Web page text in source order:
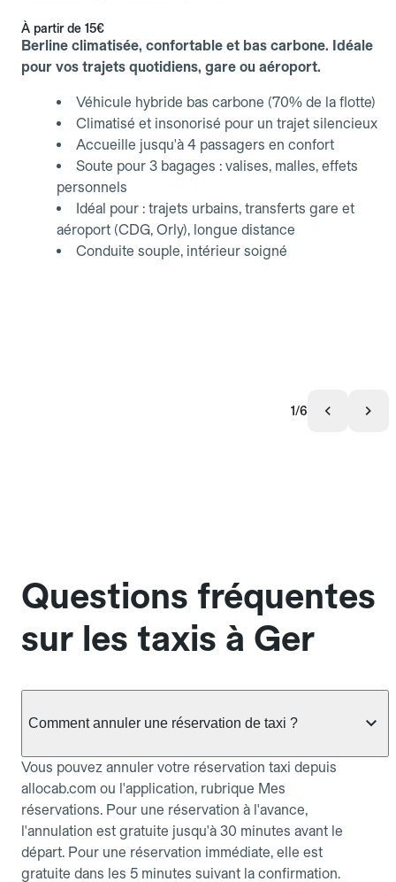
À partir de 15€
Berline climatisée, confortable et bas carbone. Idéale
pour vos trajets quotidiens, gare ou aéroport.
Véhicule hybride bas carbone (70% de la flotte)
Climatisé et insonorisé pour un trajet silencieux
Accueille jusqu'à 4 passagers en confort
Soute pour 3 bagages : valises, malles, effets
personnels
Idéal pour : trajets urbains, transferts gare et
aéroport (CDG, Orly), longue distance
Conduite souple, intérieur soigné
1/6
Questions fréquentes
sur les taxis à Ger
Comment annuler une réservation de taxi ?
Vous pouvez annuler votre réservation taxi depuis
allocab.com ou l'application, rubrique Mes
réservations. Pour une réservation à l'avance,
l'annulation est gratuite jusqu'à 30 minutes avant le
départ. Pour une réservation immédiate, elle est
gratuite dans les 5 minutes suivant la confirmation.